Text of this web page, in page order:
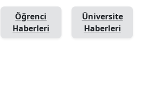
Öğrenci
Haberleri
Üniversite
Haberleri